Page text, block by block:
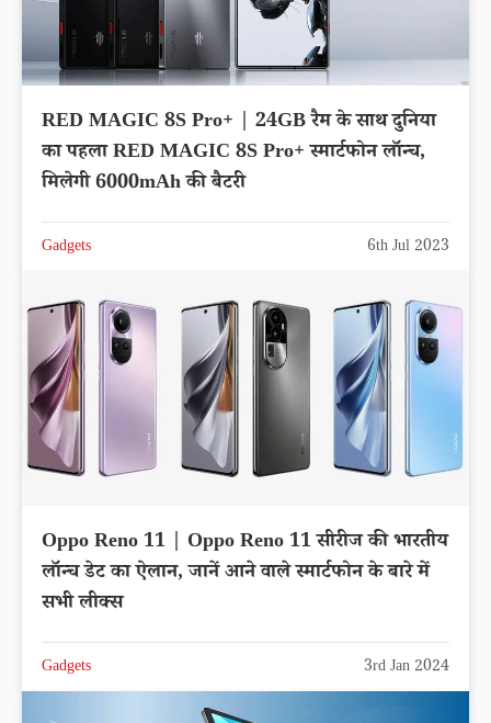
RED MAGIC 8S Pro+ | 24GB रैम के साथ दुनिया
का पहला RED MAGIC 8S Pro+ स्मार्टफोन लॉन्च,
मिलेगी 6000mAh की बैटरी
Gadgets 6th Jul 2023
Oppo Reno 11 | Oppo Reno 11 सीरीज की भारतीय
लॉन्च डेट का ऐलान, जानें आने वाले स्मार्टफोन के बारे में
सभी लीक्स
Gadgets 3rd Jan 2024